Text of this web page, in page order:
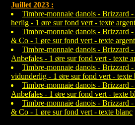
Juillet 2023 :
Timbre-monnaie danois - Brizzard
herlig - 1 øre sur fond vert - texte
Timbre-monnaie danois - Brizzard
& Co - 1 øre sur fond vert - texte
Timbre-monnaie danois - Brizzard -
Anbefales - 1 øre sur fond vert - texte
Timbre-monnaie danois - Brizzard -
vidunderlig - 1 øre sur fond vert - texte
Timbre-monnaie danois - Brizzard
Anbefales - 1 øre sur fond vert - texte
Timbre-monnaie danois - Brizzard
& Co - 1 øre sur fond vert - texte blanc